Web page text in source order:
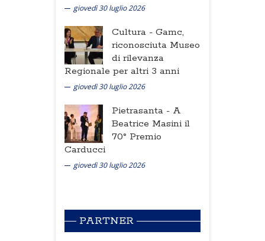
giovedì 30 luglio 2026
Cultura - Gamc,
riconosciuta Museo
di rilevanza
Regionale per altri 3 anni
giovedì 30 luglio 2026
Pietrasanta - A
Beatrice Masini il
70° Premio
Carducci
giovedì 30 luglio 2026
PARTNER